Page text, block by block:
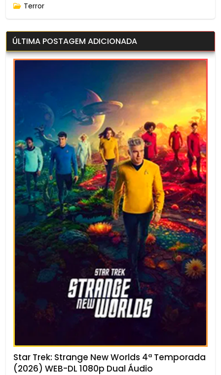
Terror
ÚLTIMA POSTAGEM ADICIONADA
Star Trek: Strange New Worlds 4ª Temporada
(2026) WEB-DL 1080p Dual Áudio